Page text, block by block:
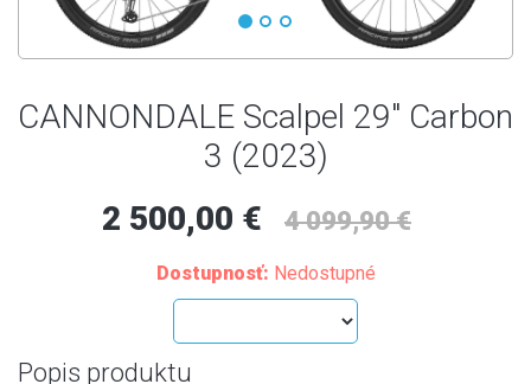
CANNONDALE Scalpel 29" Carbon
3 (2023)
2 500,00 €
4 099,90 €
Dostupnosť: Nedostupné
Popis produktu